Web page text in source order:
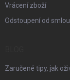
Vrácení zboží
Odstoupení od
Zaručené tipy, jak